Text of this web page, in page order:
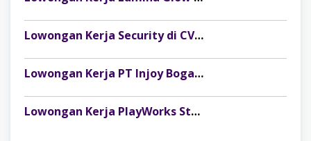
Lowongan Kerja Security di CV Indosteel Sumber Berkat Palembang
Lowongan Kerja PT Injoy Boga Indonesia (Distributor Es Krim Aice Palembang)
Lowongan Kerja PlayWorks Store Palembang Trade Centre Terbaru